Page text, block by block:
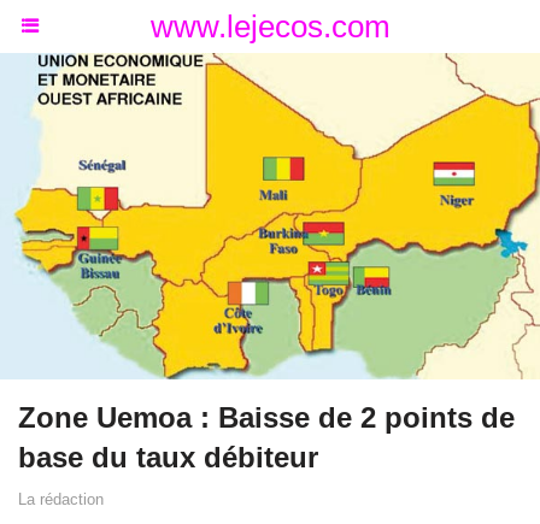
www.lejecos.com
Zone Uemoa : Baisse de 2 points de
base du taux débiteur
La rédaction